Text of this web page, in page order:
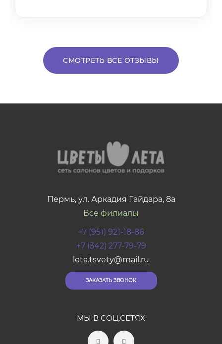
СМОТРЕТЬ ВСЕ ОТЗЫВЫ
Пермь, ул. Аркадия Гайдара, 8а
Все филиалы
+7 (951) 921-18-86
+7 (342) 277-79-79
leta.tsvety@mail.ru
ЗАКАЗАТЬ ЗВОНОК
МЫ В СОЦ.СЕТЯХ